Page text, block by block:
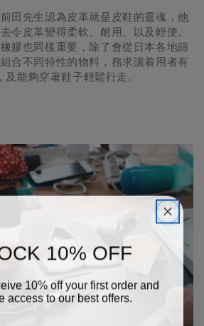
田先生認為皮革就是皮鞋的靈魂，他
令皮革變得柔軟、耐用、以及輕便。
膠也同樣重要，除了會從日本各地篩
合不同特性的物料，務求讓着用者有
及能夠穿著鞋子輕鬆行走。
10% OFF
10% off your first order and
access to our best offers.